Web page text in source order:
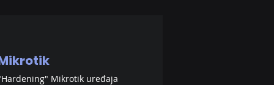
Mikrotik uređaja